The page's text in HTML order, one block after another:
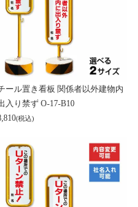
ール置き看板 関係者以外建物内
入り禁ず O-17-B10
(税込)